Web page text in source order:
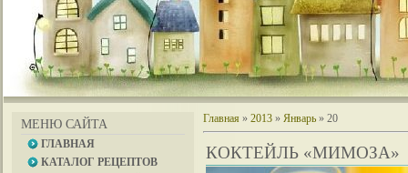
МЕНЮ САЙТА
ГЛАВНАЯ
КАТАЛОГ РЕЦЕПТОВ
Главная » 2013 » Январь » 20
КОКТЕЙЛЬ «МИМОЗА»